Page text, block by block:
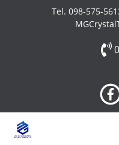
Tel. 098-575-